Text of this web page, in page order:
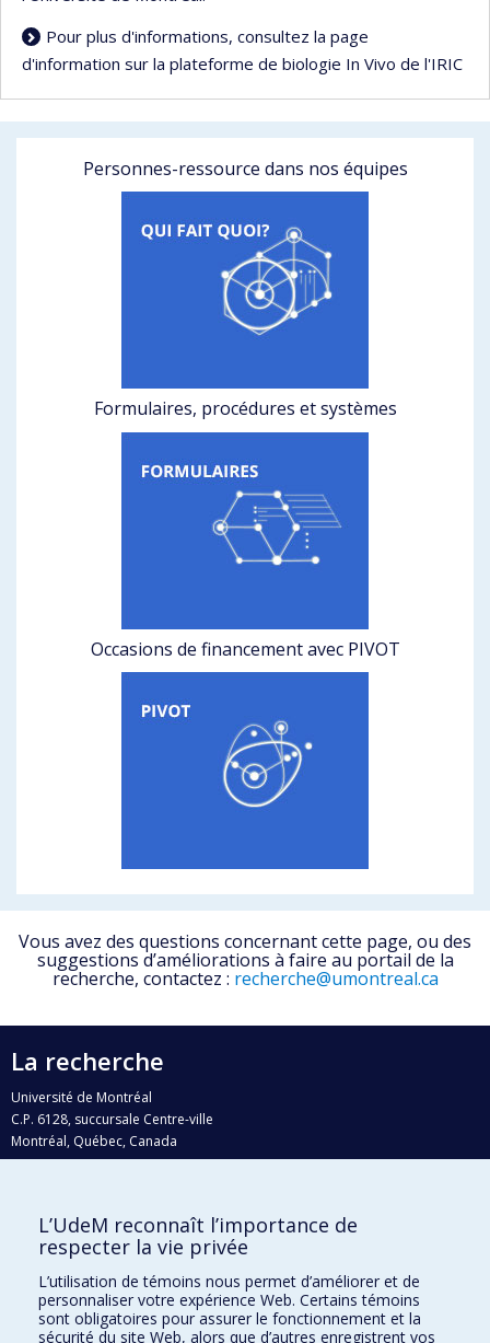
Pour plus d'informations, consultez la page
d'information sur la plateforme de biologie In Vivo de l'IRIC
Personnes-ressource dans nos équipes
Formulaires, procédures et systèmes
Occasions de financement avec PIVOT
Vous avez des questions concernant cette page, ou des
suggestions d’améliorations à faire au portail de la
recherche, contactez : recherche@umontreal.ca
La recherche
Université de Montréal
C.P. 6128, succursale Centre-ville
Montréal, Québec, Canada
H3C 3J7
Qui fait quoi?
Nous trouver
Plan du site
L’UdeM reconnaît l’importance de
respecter la vie privée
L’utilisation de témoins nous permet d’améliorer et de
personnaliser votre expérience Web. Certains témoins
sont obligatoires pour assurer le fonctionnement et la
sécurité du site Web, alors que d’autres enregistrent vos